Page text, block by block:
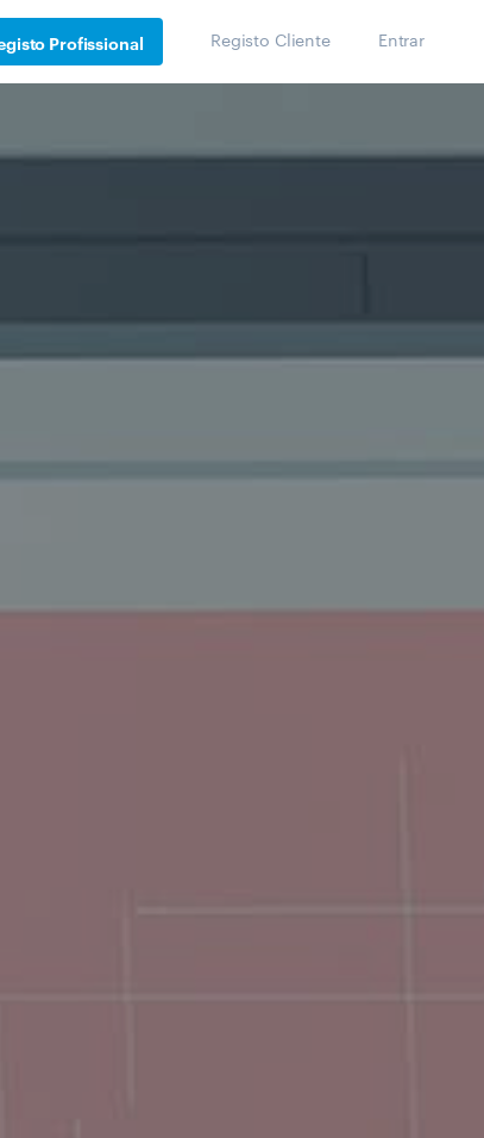
Profissional Registo Cliente Entrar